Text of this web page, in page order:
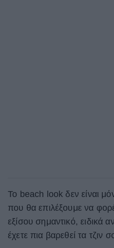
Το beach look δεν είναι
που θα επιλέξουμε να
εξίσου σημαντικό, ειδικά
έχετε πια βαρεθεί τα τζιν